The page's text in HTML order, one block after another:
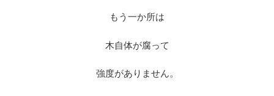
もう一か所は
木自体が腐って
強度がありません。